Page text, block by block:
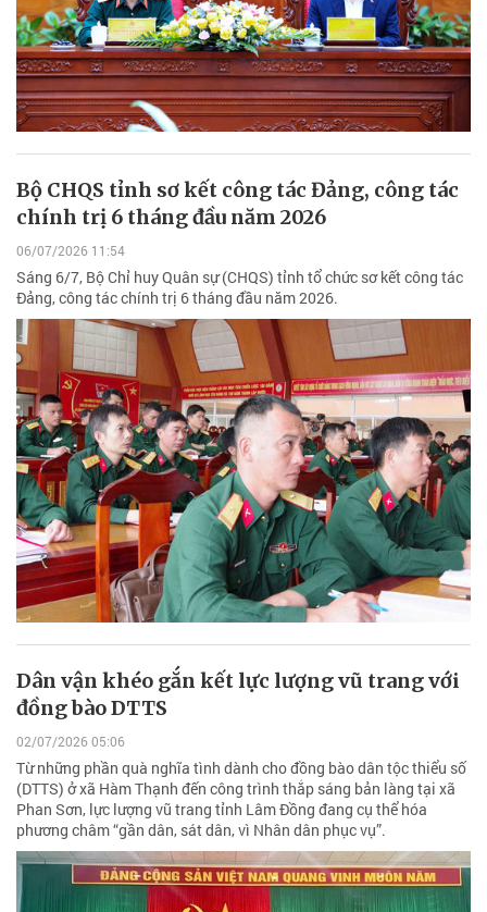
Bộ CHQS tỉnh sơ kết công tác Đảng, công tác
chính trị 6 tháng đầu năm 2026
06/07/2026 11:54
Sáng 6/7, Bộ Chỉ huy Quân sự (CHQS) tỉnh tổ chức sơ kết công tác
Đảng, công tác chính trị 6 tháng đầu năm 2026.
Dân vận khéo gắn kết lực lượng vũ trang với
đồng bào DTTS
02/07/2026 05:06
Từ những phần quà nghĩa tình dành cho đồng bào dân tộc thiểu số
(DTTS) ở xã Hàm Thạnh đến công trình thắp sáng bản làng tại xã
Phan Sơn, lực lượng vũ trang tỉnh Lâm Đồng đang cụ thể hóa
phương châm “gần dân, sát dân, vì Nhân dân phục vụ”.